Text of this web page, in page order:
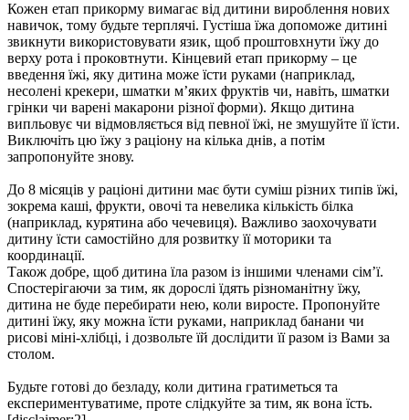
Кожен етап прикорму вимагає від дитини вироблення нових
навичок, тому будьте терплячі. Густіша їжа допоможе дитині
звикнути використовувати язик, щоб проштовхнути їжу до
верху рота і проковтнути. Кінцевий етап прикорму – це
введення їжі, яку дитина може їсти руками (наприклад,
несолені крекери, шматки м’яких фруктів чи, навіть, шматки
грінки чи варені макарони різної форми). Якщо дитина
випльовує чи відмовляється від певної їжі, не змушуйте її їсти.
Виключіть цю їжу з раціону на кілька днів, а потім
запропонуйте знову.
До 8 місяців у раціоні дитини має бути суміш різних типів їжі,
зокрема каші, фрукти, овочі та невелика кількість білка
(наприклад, курятина або чечевиця). Важливо заохочувати
дитину їсти самостійно для розвитку її моторики та
координації.
Також добре, щоб дитина їла разом із іншими членами сім’ї.
Спостерігаючи за тим, як дорослі їдять різноманітну їжу,
дитина не буде перебирати нею, коли виросте. Пропонуйте
дитині їжу, яку можна їсти руками, наприклад банани чи
рисові міні-хлібці, і дозвольте їй дослідити її разом із Вами за
столом.
Будьте готові до безладу, коли дитина гратиметься та
експериментуватиме, проте слідкуйте за тим, як вона їсть.